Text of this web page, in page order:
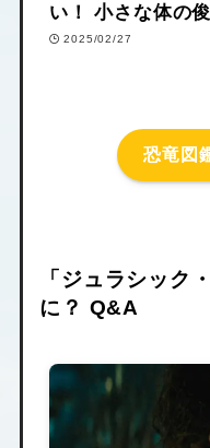
い！ 小さな体の
2025/02/27
恐竜図
「ジュラシック
に？ Q&A